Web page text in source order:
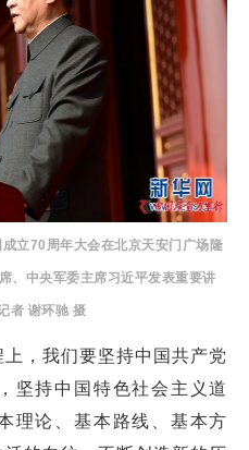
立70周年大会在北京天安门广场隆
、中央军委主席习近平发表重要讲
者 谢环驰 摄
，我们要坚持中国共产党
坚持中国特色社会主义道
理论、基本路线、基本方